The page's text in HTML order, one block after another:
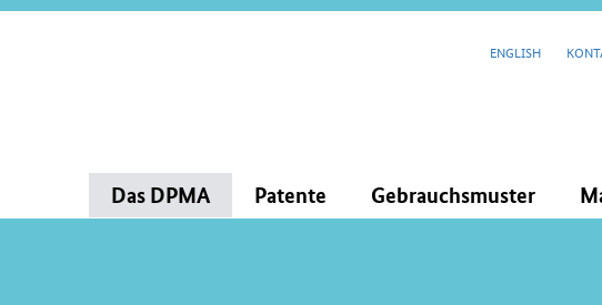
ENGLISH
Das DPMA Patente Gebrauchsmuster